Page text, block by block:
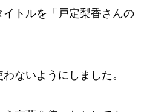
トルを「戸定梨香さんの
ないようにしました。